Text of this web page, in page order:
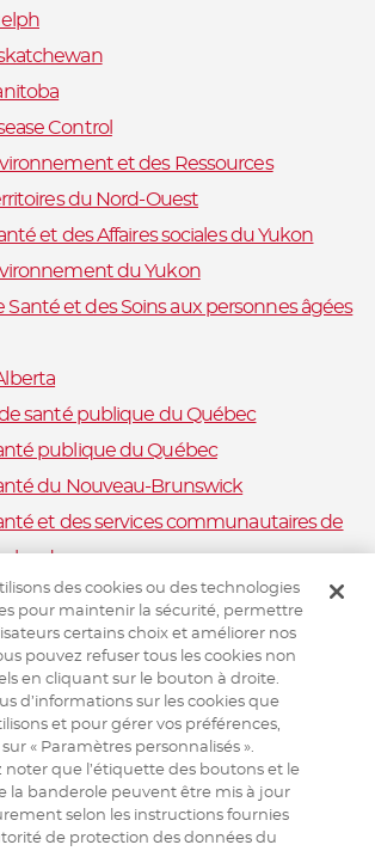
Control
et des Ressources
du Nord-Ouest
et des Affaires sociales du Yukon
du Yukon
et des Soins aux personnes âgées
santé publique du Québec
publique du Québec
du Nouveau-Brunswick
et des services communautaires de
of Health and Wellness
et Mieux-être, Ile-du-Prince-Édouard
of Health
de surveillance de la santé animale
des cookies ou des technologies
pour maintenir la sécurité, permettre
certains choix et améliorer nos
pouvez refuser tous les cookies non
en cliquant sur le bouton à droite.
d’informations sur les cookies que
et pour gérer vos préférences,
« Paramètres personnalisés ».
noter que l’étiquette des boutons et le
la banderole peuvent être mis à jour
selon les instructions fournies
de protection des données du